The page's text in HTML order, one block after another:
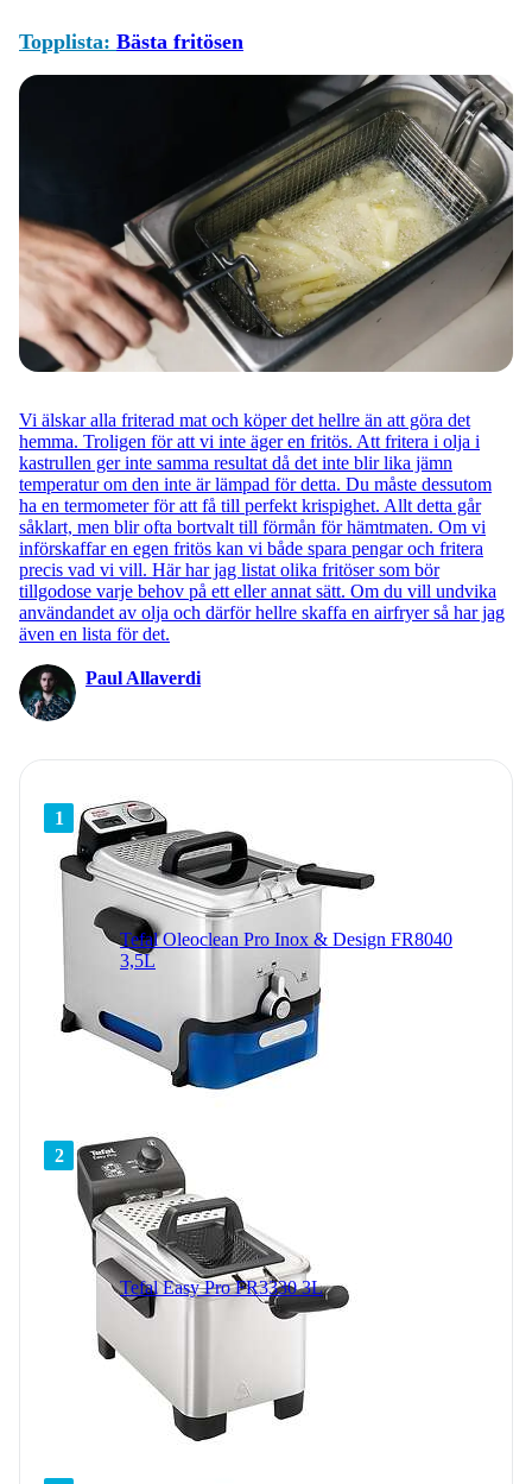
Topplista: Bästa fritösen
Vi älskar alla friterad mat och köper det hellre än att göra det
hemma. Troligen för att vi inte äger en fritös. Att fritera i olja i
kastrullen ger inte samma resultat då det inte blir lika jämn
temperatur om den inte är lämpad för detta. Du måste dessutom
ha en termometer för att få till perfekt krispighet. Allt detta går
såklart, men blir ofta bortvalt till förmån för hämtmaten. Om vi
införskaffar en egen fritös kan vi både spara pengar och fritera
precis vad vi vill. Här har jag listat olika fritöser som bör
tillgodose varje behov på ett eller annat sätt. Om du vill undvika
användandet av olja och därför hellre skaffa en airfryer så har jag
även en lista för det.
Paul Allaverdi
1
Tefal Oleoclean Pro Inox & Design FR8040
3,5L
2
Tefal Easy Pro FR3330 3L